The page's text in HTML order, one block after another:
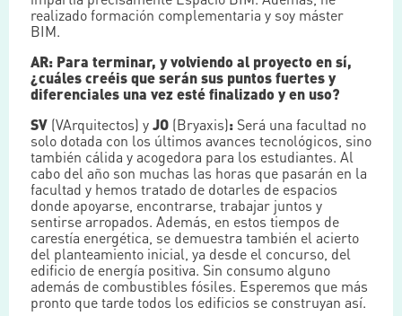
realizado formación complementaria y soy máster
BIM.
AR: Para terminar, y volviendo al proyecto en sí,
¿cuáles creéis que serán sus puntos fuertes y
diferenciales una vez esté finalizado y en uso?
SV (VArquitectos) yJO (Bryaxis): Será una facultad no
solo dotada con los últimos avances tecnológicos, sino
también cálida y acogedora para los estudiantes. Al
cabo del año son muchas las horas que pasarán en la
facultad y hemos tratado de dotarles de espacios
donde apoyarse, encontrarse, trabajar juntos y
sentirse arropados. Además, en estos tiempos de
carestía energética, se demuestra también el acierto
del planteamiento inicial, ya desde el concurso, del
edificio de energía positiva. Sin consumo alguno
además de combustibles fósiles. Esperemos que más
pronto que tarde todos los edificios se construyan así.